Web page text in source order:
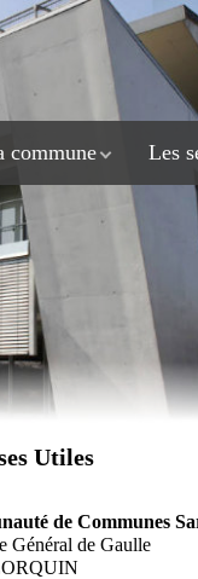
commune Les
Utiles
de Communes
Général de Gaulle